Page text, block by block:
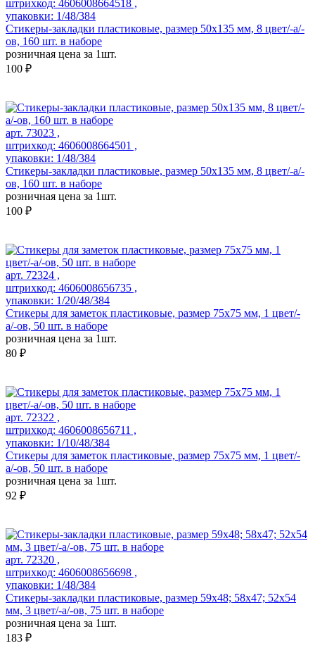
штрихкод: 4606008664518 ,
упаковки: 1/48/384
Стикеры-закладки пластиковые, размер 50х135 мм, 8 цвет/-а/-
ов, 160 шт. в наборе
розничная цена за 1шт.
100 ₽
арт. 73023 ,
штрихкод: 4606008664501 ,
упаковки: 1/48/384
Стикеры-закладки пластиковые, размер 50х135 мм, 8 цвет/-а/-
ов, 160 шт. в наборе
розничная цена за 1шт.
100 ₽
арт. 72324 ,
штрихкод: 4606008656735 ,
упаковки: 1/20/48/384
Стикеры для заметок пластиковые, размер 75х75 мм, 1 цвет/-
а/-ов, 50 шт. в наборе
розничная цена за 1шт.
80 ₽
арт. 72322 ,
штрихкод: 4606008656711 ,
упаковки: 1/10/48/384
Стикеры для заметок пластиковые, размер 75х75 мм, 1 цвет/-
а/-ов, 50 шт. в наборе
розничная цена за 1шт.
92 ₽
арт. 72320 ,
штрихкод: 4606008656698 ,
упаковки: 1/48/384
Стикеры-закладки пластиковые, размер 59х48; 58х47; 52х54
мм, 3 цвет/-а/-ов, 75 шт. в наборе
розничная цена за 1шт.
183 ₽